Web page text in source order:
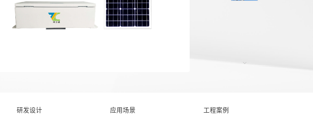
研发设计 应用场景 工程案例